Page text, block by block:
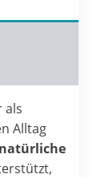
als
Alltag